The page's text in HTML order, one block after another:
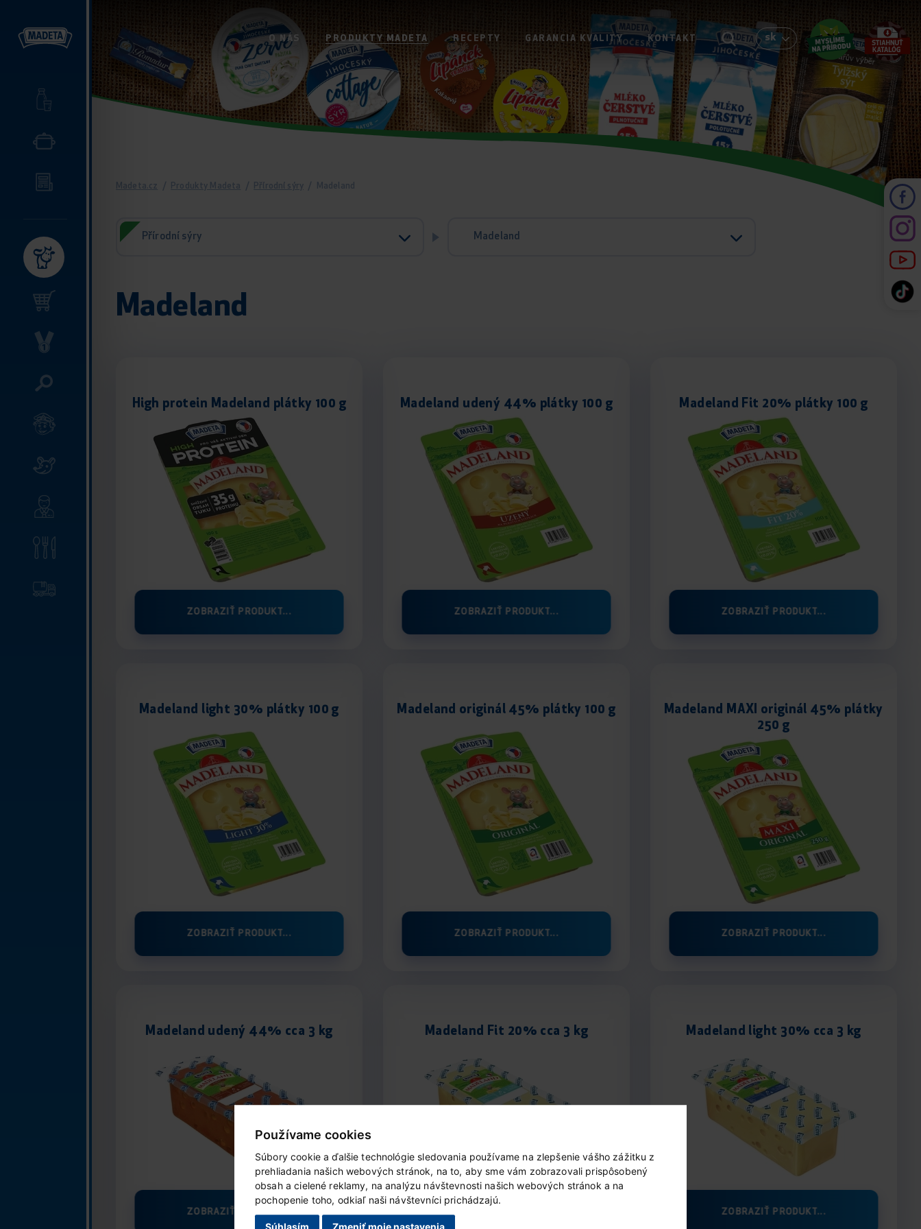
Používame cookies
Súbory cookie a ďalšie technológie sledovania používame na zlepšenie vášho zážitku z
prehliadania našich webových stránok, na to, aby sme vám zobrazovali prispôsobený
obsah a cielené reklamy, na analýzu návštevnosti našich webových stránok a na
pochopenie toho, odkiaľ naši návštevníci prichádzajú.
O NÁS PRODUKTY MADETA RECEPTY GARANCIA KVALITY KONTAKT sk
Madeta.cz / Produkty Madeta / Přírodní sýry / Madeland
Přírodní sýry Madeland
Madeland
High protein Madeland plátky 100 g
ZOBRAZIŤ PRODUKT...
Madeland udený 44% plátky 100 g
ZOBRAZIŤ PRODUKT...
Madeland Fit 20% plátky 100 g
ZOBRAZIŤ PRODUKT...
Madeland light 30% plátky 100 g
ZOBRAZIŤ PRODUKT...
Madeland originál 45% plátky 100 g
ZOBRAZIŤ PRODUKT...
Madeland MAXI originál 45% plátky
250 g
ZOBRAZIŤ PRODUKT...
Madeland udený 44% cca 3 kg
ZOBRAZIŤ PRODUKT...
Madeland Fit 20% cca 3 kg Madeland light 30% cca 3 kg
ZOBRAZIŤ PRODUKT...